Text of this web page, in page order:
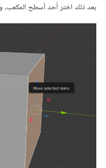
بعد ذلك اختر أحد أسطح المكعب،